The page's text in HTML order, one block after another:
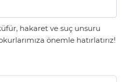
hakaret ve suç unsuru
önemle hatırlatırız!